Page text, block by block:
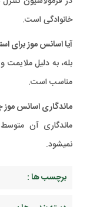
خانوادگی است.
آیا اسانس موز برای
بله، به دلیل
مناسب است.
ماندگاری اسانس
ماندگاری آن
نمیشود.
برچسب ها :